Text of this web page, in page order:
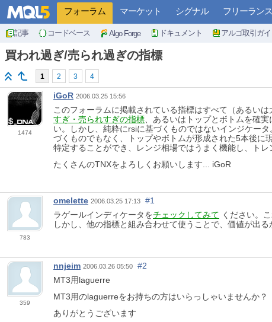
フォーラム マーケット シグナル フリーランス
記事 コードベース Algo Forge ドキュメント アルゴ取引ガ
買われ過ぎ/売られ過ぎの指標
1 2 3 4
1474
iGoR 2006.03.25 15:56
このフォーラムに掲載されている指標はすべて（あるい
すぎ・売られすぎの指標、あるいはトップとボトムを確
い。しかし、純粋にrsiに基づくものではないインジケー
づくものでもなく、トップやボトムが形成された5本後に
特定することができ、レンジ相場ではうまく機能し、ト
たくさんのTNXをよろしくお願いします... iGoR
783
omelette 2006.03.25 17:13
#1
ラゲールインディケータをチェックしてみて ください。
しかし、他の指標と組み合わせて使うことで、価値が出る
359
nnjeim 2006.03.26 05:50
#2
MT3用laguerre
MT3用のlaguerreをお持ちの方はいらっしゃいませんか？
ありがとうございます